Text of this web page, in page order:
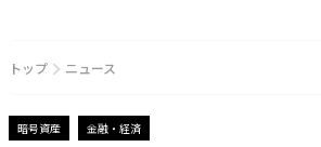
トップ ニュース
暗号資産 金融・経済